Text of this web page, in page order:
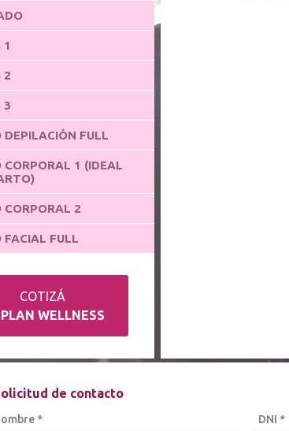
1
2
3
DEPILACIÓN FULL
CORPORAL 1 (IDEAL
CORPORAL 2
FACIAL FULL
COTIZÁ
WELLNESS
de contacto
* DNI *